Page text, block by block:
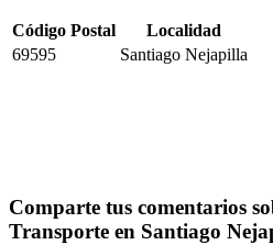
Código Postal
Localidad
69595
Santiago Nejapilla
Comparte tus comentarios
Transporte en Santiago